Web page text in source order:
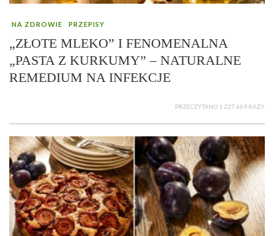
NA ZDROWIE PRZEPISY
„ZŁOTE MLEKO” I FENOMENALNA
„PASTA Z KURKUMY” – NATURALNE
REMEDIUM NA INFEKCJE
PRZECZYTANO 1 227 669 RAZY